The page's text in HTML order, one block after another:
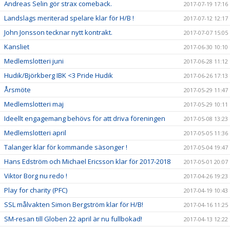
Andreas Selin gör strax comeback. 2017-07-19 17:16
Landslags meriterad spelare klar för H/B ! 2017-07-12 12:17
John Jonsson tecknar nytt kontrakt. 2017-07-07 15:05
Kansliet 2017-06-30 10:10
Medlemslotteri juni 2017-06-28 11:12
Hudik/Björkberg IBK <3 Pride Hudik 2017-06-26 17:13
Årsmöte 2017-05-29 11:47
Medlemslotteri maj 2017-05-29 10:11
Ideellt engagemang behövs för att driva föreningen 2017-05-08 13:23
Medlemslotteri april 2017-05-05 11:36
Talanger klar för kommande säsonger ! 2017-05-04 19:47
Hans Edström och Michael Ericsson klar för 2017-2018 2017-05-01 20:07
Viktor Borg nu redo ! 2017-04-26 19:23
Play for charity (PFC) 2017-04-19 10:43
SSL målvakten Simon Bergström klar för H/B! 2017-04-16 11:25
SM-resan till Globen 22 april är nu fullbokad! 2017-04-13 12:22